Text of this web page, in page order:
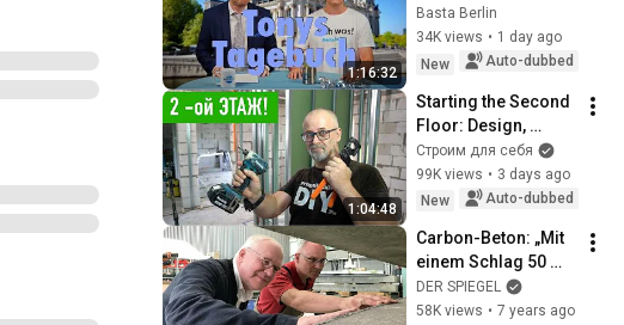
1:16:32
Basta Berlin
34K views • 1 day ago
New
Auto-dubbed
1:04:48
Starting the Second
Floor: Design,
Layout, Wiring, and
Heating — DIY Home
Improvement
Строим для себя
99K views • 3 days ago
New
Auto-dubbed
Carbon-Beton: „Mit
einem Schlag 50
Prozent Beton
sparen“ | DER
DER SPIEGEL
58K views • 7 years ago